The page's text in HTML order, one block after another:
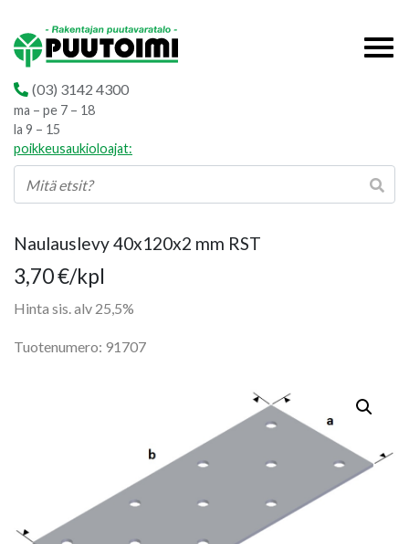
(03) 3142 4300
ma – pe 7 – 18
la 9 – 15
poikkeusaukioloajat:
Naulauslevy 40x120x2 mm RST
3,70€/kpl
Hinta sis. alv 25,5%
Tuotenumero: 91707